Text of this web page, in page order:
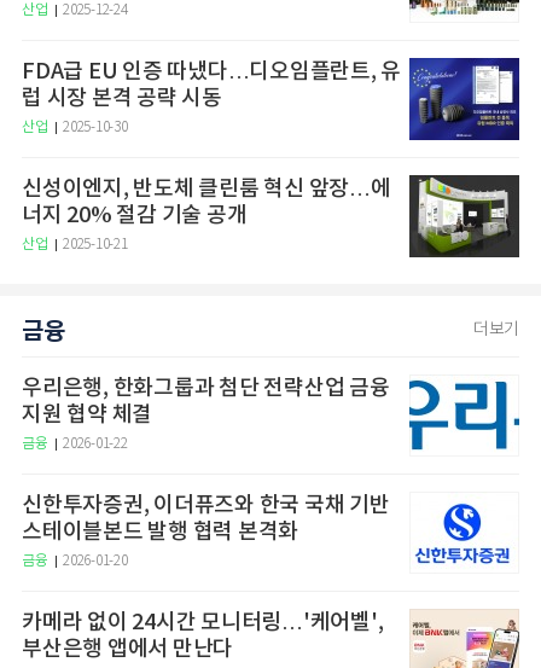
산업 2025-12-24
FDA급 EU 인증 따냈다…디오임플란트, 유
럽 시장 본격 공략 시동
산업 2025-10-30
신성이엔지, 반도체 클린룸 혁신 앞장…에
너지 20% 절감 기술 공개
산업 2025-10-21
금융 더보기
우리은행, 한화그룹과 첨단 전략산업 금융
지원 협약 체결
금융 2026-01-22
신한투자증권, 이더퓨즈와 한국 국채 기반
스테이블본드 발행 협력 본격화
금융 2026-01-20
카메라 없이 24시간 모니터링…'케어벨',
부산은행 앱에서 만난다